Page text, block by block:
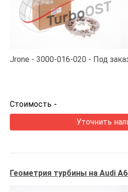
Jrone 3000-016-020 Под
Стоимость -
Уточнить
Геометрия турбины на Audi